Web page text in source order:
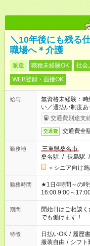
＼10年後にも残る
職場へ＊介護
派遣 職種未経験OK 社会
WEB登録・面接OK
給与
無資格未経験：
い／週払い制度
完了次第のお支払
交通費別途支
交通費 交通費全
勤務地
三重県桑名市
桑名駅 / 長島駅 /
＜シニア向け施
勤務時間
★1日4時間～の時短シフトOK ★スタ
16:00 9:00～17:00
場合、他のお仕
ん ※法令に基づ
となります ※労働
短時間・短期間
期間
開始日はご相談
でも働けます！
特徴 日払いOK / 履歴
服装自由 / シフト